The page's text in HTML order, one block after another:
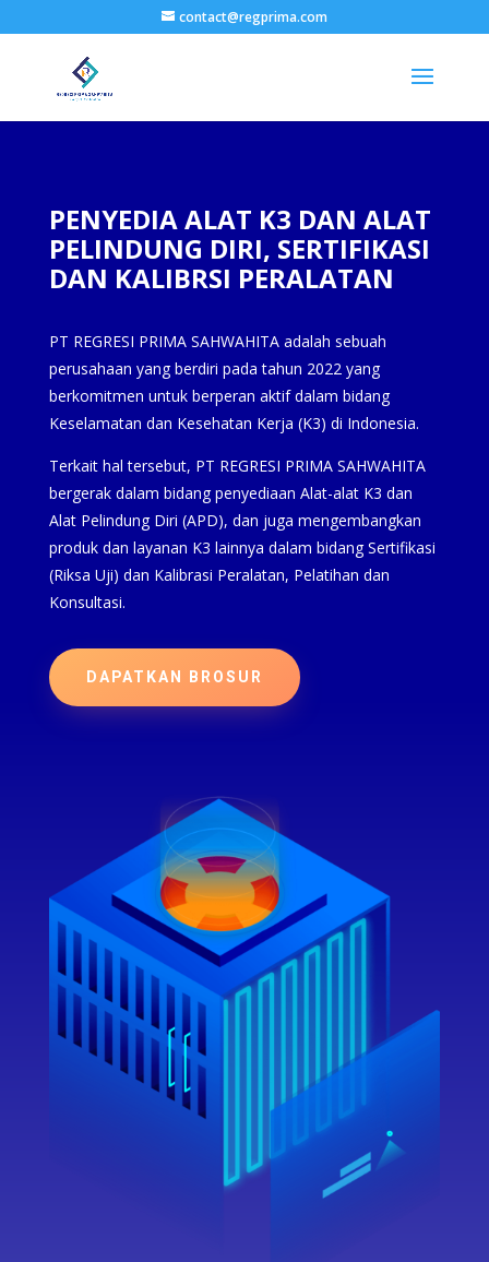
contact@regprima.com
PENYEDIA ALAT K3 DAN ALAT
PELINDUNG DIRI, SERTIFIKASI
DAN KALIBRSI PERALATAN
PT REGRESI PRIMA SAHWAHITA adalah sebuah
perusahaan yang berdiri pada tahun 2022 yang
berkomitmen untuk berperan aktif dalam bidang
Keselamatan dan Kesehatan Kerja (K3) di Indonesia.
Terkait hal tersebut, PT REGRESI PRIMA SAHWAHITA
bergerak dalam bidang penyediaan Alat-alat K3 dan
Alat Pelindung Diri (APD), dan juga mengembangkan
produk dan layanan K3 lainnya dalam bidang Sertifikasi
(Riksa Uji) dan Kalibrasi Peralatan, Pelatihan dan
Konsultasi.
DAPATKAN BROSUR